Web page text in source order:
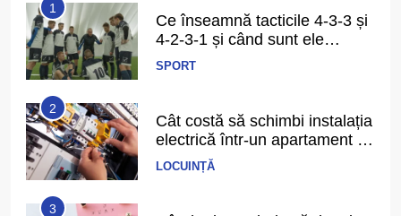
1
Ce înseamnă tacticile 4-3-3 și
4-2-3-1 și când sunt ele
folosite în fotbal?
SPORT
2
Cât costă să schimbi instalația
electrică într-un apartament de
3 camere
LOCUINȚĂ
3